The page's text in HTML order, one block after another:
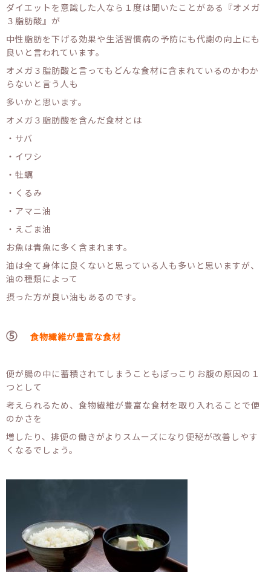
ダイエットを意識した人なら１度は聞いたことがある『オメガ
３脂肪酸』が
中性脂肪を下げる効果や生活習慣病の予防にも代謝の向上にも
良いと言われています。
オメガ３脂肪酸と言ってもどんな食材に含まれているのかわか
らないと言う人も
多いかと思います。
オメガ３脂肪酸を含んだ食材とは
・サバ
・イワシ
・牡蠣
・くるみ
・アマニ油
・えごま油
お魚は青魚に多く含まれます。
油は全て身体に良くないと思っている人も多いと思いますが、
油の種類によって
摂った方が良い油もあるのです。
⑤ 食物繊維が豊富な食材
便が腸の中に蓄積されてしまうこともぽっこりお腹の原因の１
つとして
考えられるため、食物繊維が豊富な食材を取り入れることで便
のかさを
増したり、排便の働きがよりスムーズになり便秘が改善しやす
くなるでしょう。